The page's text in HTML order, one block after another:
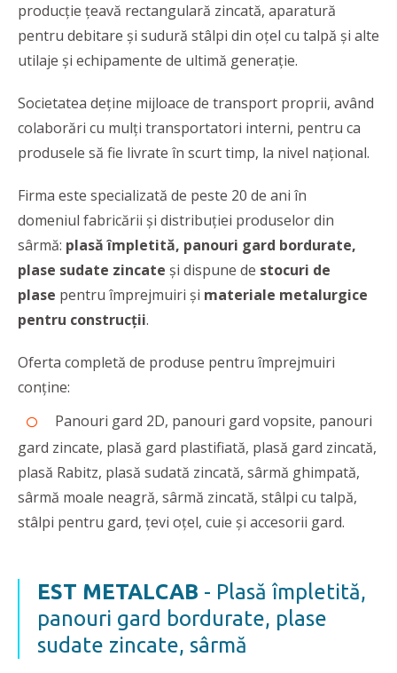
producție țeavă rectangulară zincată, aparatură
pentru debitare şi sudură stâlpi din oţel cu talpă și alte
utilaje și echipamente de ultimă generație.
Societatea deține mijloace de transport proprii, având
colaborări cu mulți transportatori interni, pentru ca
produsele să fie livrate în scurt timp, la nivel național.
Firma este specializată de peste 20 de ani în
domeniul fabricării și distribuției produselor din
sârmă: plasă împletită, panouri gard bordurate,
plase sudate zincate și dispune de stocuri de
plase pentru împrejmuiri și materiale metalurgice
pentru construcții.
Oferta completă de produse pentru împrejmuiri
conține:
Panouri gard 2D, panouri gard vopsite, panouri
gard zincate, plasă gard plastifiată, plasă gard zincată,
plasă Rabitz, plasă sudată zincată, sârmă ghimpată,
sârmă moale neagră, sârmă zincată, stâlpi cu talpă,
stâlpi pentru gard, țevi oțel, cuie și accesorii gard.
EST METALCAB - Plasă împletită,
panouri gard bordurate, plase
sudate zincate, sârmă